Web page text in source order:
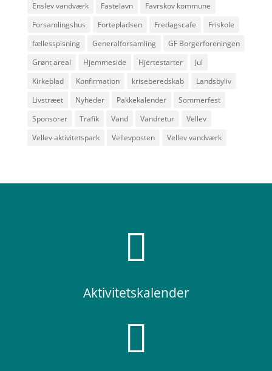
Enslev vandværk
Fastelavn
Favrskov kommune
Forsamlingshus
Fortepladsen Fredagscafe
Friskole
fællesspisning
Generalforsamling
GF Borgerforeningen
Grønt areal
Hjemmeside Hjertestarter
Jul
Kirkeblad
Konfirmation kriseberedskab
Landsbyliv
Livstræet
Nyheder Pakkekalender
Sommerfest
Sponsorer
Trafik Vand Vandretur
Vellev
Vellev aktivitetspark
Vellevposten Vellev vandværk

Aktivitetskalender
